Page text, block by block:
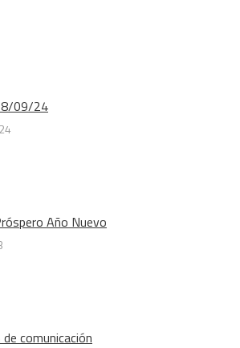
09/24
Año Nuevo
comunicación